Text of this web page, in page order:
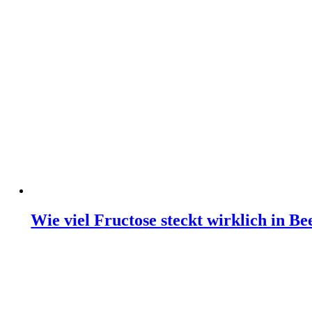
Wie viel Fructose steckt wirklich in